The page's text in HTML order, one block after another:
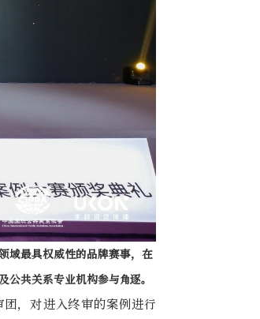
域最具权威性的品牌赛事，在
共关系专业机构参与角逐。
，对进入终审的案例进行